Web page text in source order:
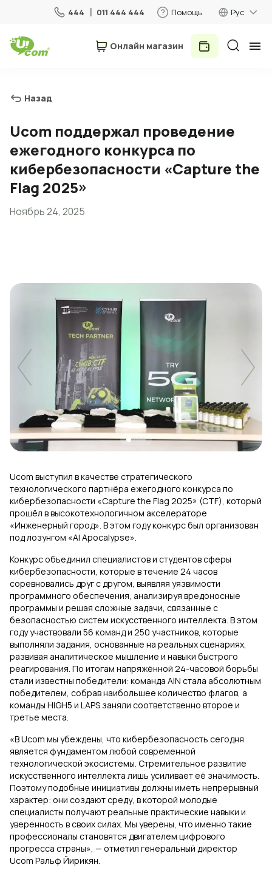
444 011 444 444 Помощь Рус
Для дома
Мобильная связь
Uplay Новый
Онлайн магазин
Назад
Ucom поддержал проведение
ежегодного конкурса по
кибербезопасности «Capture the
Flag 2025»
Ноябрь 24, 2025
Ucom выступил в качестве стратегического
технологического партнёра ежегодного конкурса по
кибербезопасности «Capture the Flag 2025» (CTF), который
прошёл в высокотехнологичном акселераторе
«Инженерный город». В этом году конкурс был организован
под лозунгом «AI Apocalypse».
Конкурс объединил специалистов и студентов сферы
кибербезопасности, которые в течение 24 часов
соревновались друг с другом, выявляя уязвимости
программного обеспечения, анализируя вредоносные
программы и решая сложные задачи, связанные с
безопасностью систем искусственного интеллекта. В этом
году участвовали 56 команд и 250 участников, которые
выполняли задания, основанные на реальных сценариях,
развивая аналитическое мышление и навыки быстрого
реагирования. По итогам напряжённой 24-часовой борьбы
стали известны победители: команда AIN стала абсолютным
победителем, собрав наибольшее количество флагов, а
команды HIGH5 и LAPS заняли соответственно второе и
третье места.
«В Ucom мы убеждены, что кибербезопасность сегодня
является фундаментом любой современной
технологической экосистемы. Стремительное развитие
искусственного интеллекта лишь усиливает её значимость.
Поэтому подобные инициативы должны иметь непрерывный
характер: они создают среду, в которой молодые
специалисты получают реальные практические навыки и
уверенность в своих силах. Мы уверены, что именно такие
профессионалы становятся двигателем цифрового
прогресса страны», — отметил генеральный директор
Ucom Ральф Йирикян.